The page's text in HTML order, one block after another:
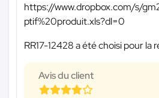
https://www.dropbox.com/s/
ptif%20produit.xls?dl=0
RR17-12428 a été choisi pour la
Avis du client